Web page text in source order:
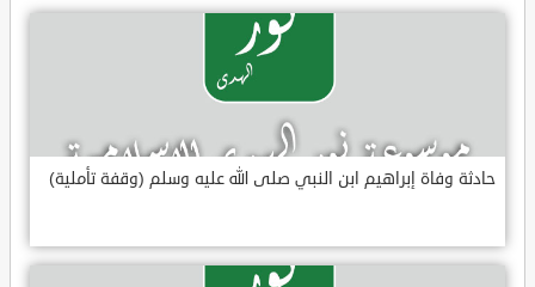
حادثة وفاة إبراهيم ابن النبي صلى الله عليه وسلم (وقفة تأملية)